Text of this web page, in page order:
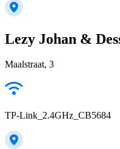
Lezy Johan &
Maalstraat, 3
TP-Link_2.4GHz_CB5684